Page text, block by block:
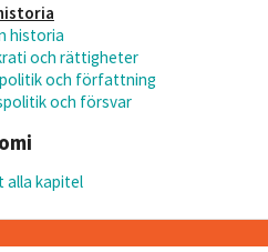
historia
och rättigheter
och författning
och försvar
alla kapitel